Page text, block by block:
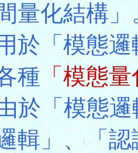
量化結構
於「模態
種「模態
於「模態
輯」、「